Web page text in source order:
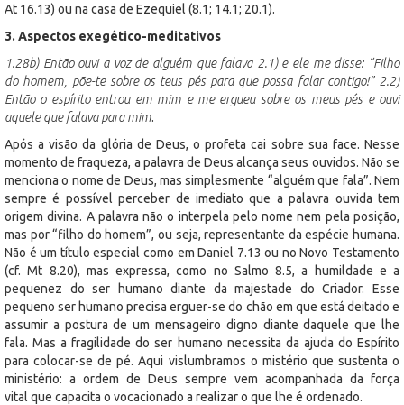
At 16.13) ou na casa de Ezequiel (8.1; 14.1; 20.1).
3. Aspectos exegético-meditativos
1.28b) Então ouvi a voz de alguém que falava 2.1) e ele me disse: “Filho
do homem, põe-te sobre os teus pés para que possa falar contigo!” 2.2)
Então o espírito entrou em mim e me ergueu sobre os meus pés e ouvi
aquele que falava para mim.
Após a visão da glória de Deus, o profeta cai sobre sua face. Nesse
momento de fraqueza, a palavra de Deus alcança seus ouvidos. Não se
menciona o nome de Deus, mas simplesmente “alguém que fala”. Nem
sempre é possível perceber de imediato que a palavra ouvida tem
origem divina. A palavra não o interpela pelo nome nem pela posição,
mas por “filho do homem”, ou seja, representante da espécie humana.
Não é um título especial como em Daniel 7.13 ou no Novo Testamento
(cf. Mt 8.20), mas expressa, como no Salmo 8.5, a humildade e a
pequenez do ser humano diante da majestade do Criador. Esse
pequeno ser humano precisa erguer-se do chão em que está deitado e
assumir a postura de um mensageiro digno diante daquele que lhe
fala. Mas a fragilidade do ser humano necessita da ajuda do Espírito
para colocar-se de pé. Aqui vislumbramos o mistério que sustenta o
ministério: a ordem de Deus sempre vem acompanhada da força
vital que capacita o vocacionado a realizar o que lhe é ordenado.